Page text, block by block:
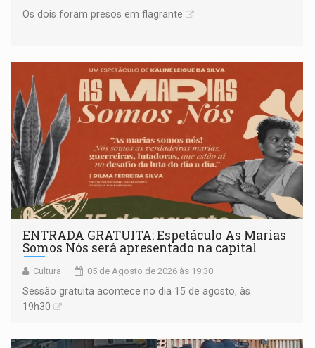
Os dois foram presos em flagrante
ENTRADA GRATUITA: Espetáculo As Marias
Somos Nós será apresentado na capital
Cultura 05 de Agosto de 2026 às 19:30
Sessão gratuita acontece no dia 15 de agosto, às
19h30